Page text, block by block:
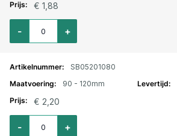
€ 1,88
Aantal voor Slangklem Jubilee verzinkt 85-
+
-
SB05201080
90 - 120mm
€ 2,20
Aantal voor Slangklem Jubilee verzinkt 90-
+
-